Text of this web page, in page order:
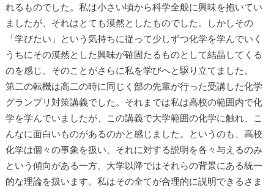
れるものでした。私は小さい頃から科学全般に興味を抱いてい
ましたが、それはとても漠然としたものでした。しかしその
「学びたい」という気持ちに従って少しずつ化学を学んでいく
うちにその漠然とした興味が確固たるものとして結晶してくる
のを感じ、そのことがさらに私を学びへと駆り立てました。
第二の転機は高二の時に同じく部の先輩が行った受講した化学
グランプリ対策講義でした。それまでは私は高校の範囲内で化
学を学んでいましたが、この講義で大学範囲の化学に触れ、こ
んなに面白いものがあるのかと感じました。というのも、高校
化学は個々の事象を扱い、それに対する説明を各々与えるのみ
という傾向がある一方、大学以降ではそれらの背景にある統一
的な理論を扱います。私はその全てが合理的に説明できるさま